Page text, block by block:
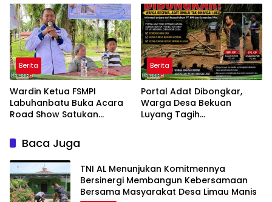
Pendidik
Berita
Wardin Ketua FSMPI
Labuhanbatu Buka Acara
Road Show Satukan
Perkebunan Kawal UU
Ketenagakerjaan Baru
Berita
Portal Adat Dibongkar,
Warga Desa Bekuan
Luyang Tagih
Baca Juga
TNI AL Menunjukan Komitmennya
Bersinergi Membangun Kebersamaan
Bersama Masyarakat Desa Limau Manis